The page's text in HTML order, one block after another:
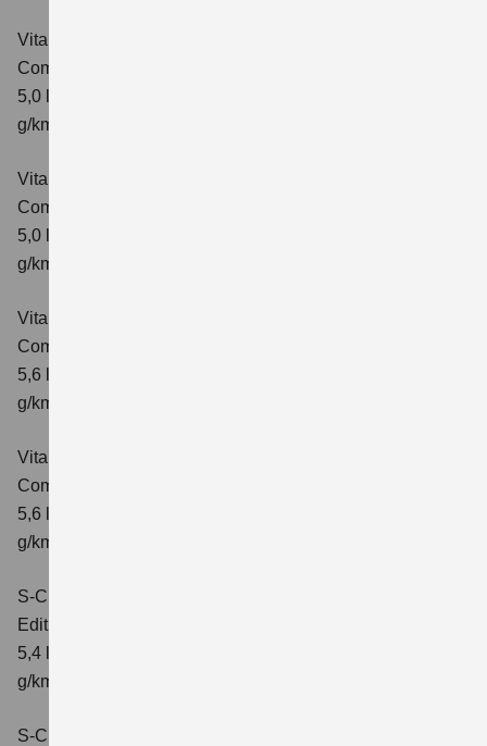
Vitara 1.5 DUALJET HYBRID AGS
Comfort
5,0 l/100km; kombinierter Wert der CO₂-Emission: 113
g/km; CO₂-Klasse: C
Vitara 1.5 DUALJET HYBRID AGS
Comfort+
5,0 l/100km; kombinierter Wert der CO₂-Emission: 114
g/km; CO₂-Klasse: C
Vitara 1.5 DUALJET HYBRID ALLGRIP AGS
Comfort
5,6 l/100km; kombinierter Wert der CO₂-Emission: 126
g/km; CO₂-Klasse: D
Vitara 1.5 DUALJET HYBRID ALLGRIP AGS
Comfort+
5,6 l/100km; kombinierter Wert der CO₂-Emission: 127
g/km; CO₂-Klasse: D
S-Cross 1.4 BOOSTERJET HYBRID
Edition
5,4 l/100 km; kombinierter Wert der CO2-Emission: 121
g/km; CO2-Klasse: D
S-Cross 1.4 BOOSTERJET HYBRID